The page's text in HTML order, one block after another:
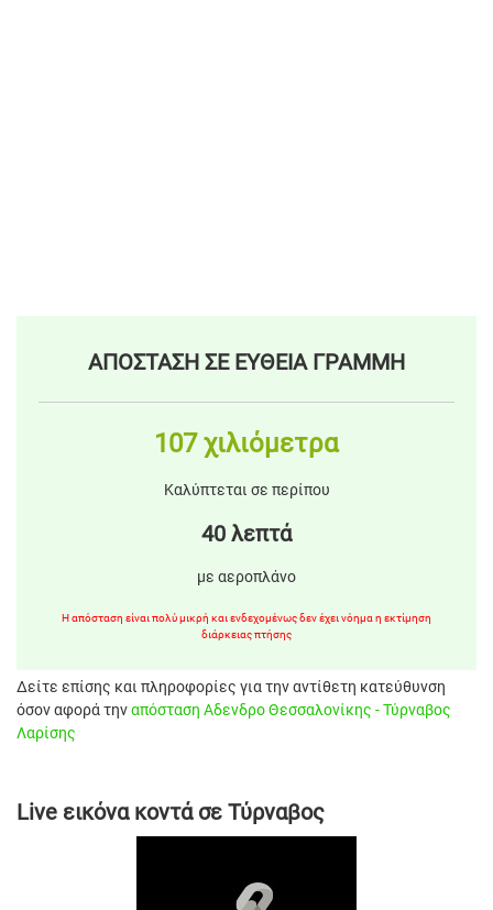
ΑΠΟΣΤΑΣΗ ΣΕ ΕΥΘΕΙΑ ΓΡΑΜΜΗ
107 χιλιόμετρα
Καλύπτεται σε περίπου
40 λεπτά
με αεροπλάνο
Η απόσταση είναι πολύ μικρή και ενδεχομένως δεν έχει νόημα η εκτίμηση
διάρκειας πτήσης
Δείτε επίσης και πληροφορίες για την αντίθετη κατεύθυνση
όσον αφορά τηναπόσταση Αδενδρο Θεσσαλονίκης - Τύρναβος
Λαρίσης
Live εικόνα κοντά σε Τύρναβος